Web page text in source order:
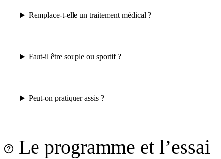
Remplace-t-elle un traitement médical ?
Faut-il être souple ou sportif ?
Peut-on pratiquer assis ?
Le programme et l’essai